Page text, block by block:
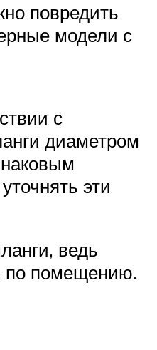
повредить
модели с
с
диаметром
эти
ведь
по помещению.